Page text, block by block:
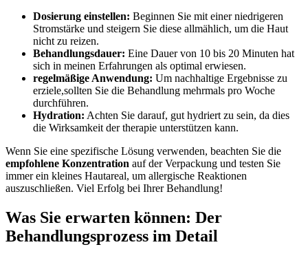
Dosierung einstellen: Beginnen Sie mit einer niedrigeren
⁤Stromstärke und steigern Sie diese allmählich, um die​ Haut
nicht zu reizen.
Behandlungsdauer: Eine Dauer von 10 bis 20 Minuten hat⁣
sich​ in meinen Erfahrungen⁢ als optimal erwiesen.
regelmäßige Anwendung: Um nachhaltige Ergebnisse zu
erziele,sollten Sie die Behandlung mehrmals pro Woche
⁤durchführen.
Hydration: Achten Sie darauf, gut hydriert zu sein, da dies
die Wirksamkeit ⁣der therapie unterstützen kann.
Wenn Sie eine spezifische Lösung verwenden, beachten⁣ Sie die
empfohlene Konzentration ⁣auf der Verpackung und testen Sie⁢
immer ein kleines Hautareal, um allergische ‌Reaktionen
auszuschließen. Viel Erfolg bei Ihrer Behandlung!
Was Sie erwarten können: Der
Behandlungsprozess im Detail